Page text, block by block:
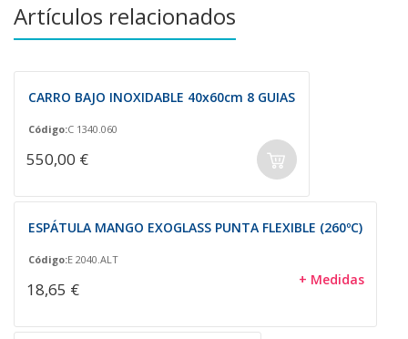
Artículos relacionados
CARRO BAJO INOXIDABLE 40x60cm 8 GUIAS
Código:C 1340.060
550,00 €
ESPÁTULA MANGO EXOGLASS PUNTA FLEXIBLE (260ºC)
Código:E 2040.ALT
18,65 € + Medidas